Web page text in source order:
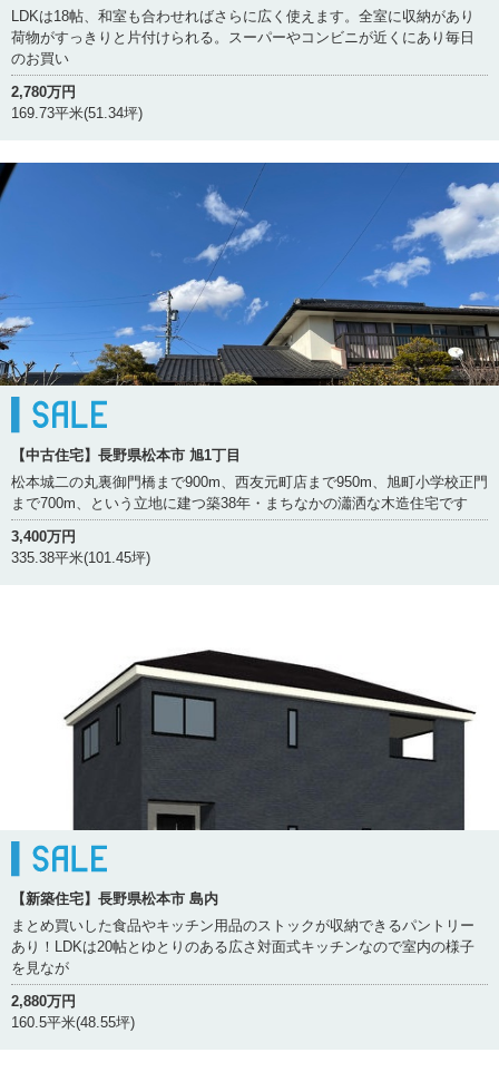
LDKは18帖、和室も合わせればさらに広く使えます。全室に収納があり
荷物がすっきりと片付けられる。スーパーやコンビニが近くにあり毎日
のお買い
2,780万円
169.73平米(51.34坪)
【中古住宅】長野県松本市 旭1丁目
松本城二の丸裏御門橋まで900m、西友元町店まで950m、旭町小学校正門
まで700m、という立地に建つ築38年・まちなかの瀟洒な木造住宅です
3,400万円
335.38平米(101.45坪)
【新築住宅】長野県松本市 島内
まとめ買いした食品やキッチン用品のストックが収納できるパントリー
あり！LDKは20帖とゆとりのある広さ対面式キッチンなので室内の様子
を見なが
2,880万円
160.5平米(48.55坪)